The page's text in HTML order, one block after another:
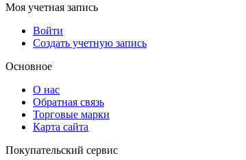
Моя учетная запись
Войти
Создать учетную запись
Основное
О нас
Обратная связь
Торговые марки
Карта сайта
Покупательский сервис